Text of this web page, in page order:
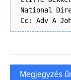
National
Cc: Adv A
Megjegyzés